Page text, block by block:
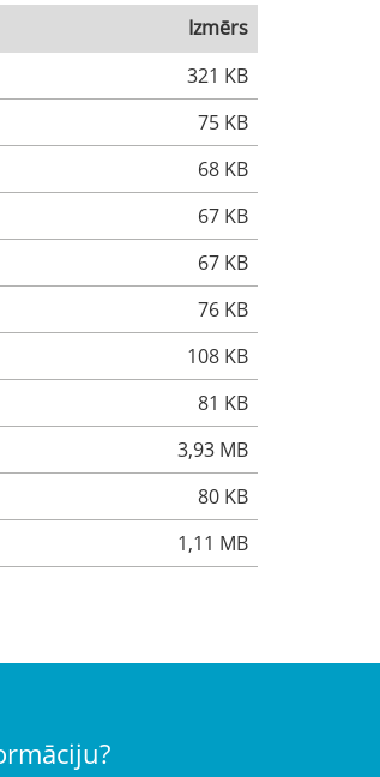
Izmērs
321 KB
75 KB
68 KB
67 KB
67 KB
76 KB
108 KB
81 KB
3,93 MB
80 KB
1,11 MB